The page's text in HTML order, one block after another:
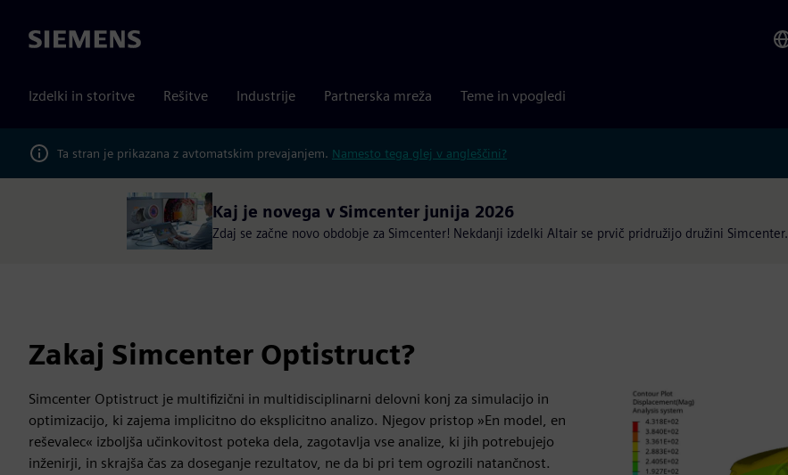
Siemens
Izdelki in storitve Rešitve Industrije Partnerska mreža Teme in vpogledi
Ta stran je prikazana z avtomatskim prevajanjem. Namesto tega glej v angleščini?
Kaj je novega v Simcenter junija 2026
Zdaj se začne novo obdobje za Simcenter! Nekdanji izdelki Altair se prvič pridružijo družini Simcenter.
Zakaj Simcenter Optistruct?
Simcenter Optistruct je multifizični in multidisciplinarni delovni konj za simulacijo in
optimizacijo, ki zajema implicitno do eksplicitno analizo. Njegov pristop »En model, en
reševalec« izboljša učinkovitost poteka dela, zagotavlja vse analize, ki jih potrebujejo
inženirji, in skrajša čas za doseganje rezultatov, ne da bi pri tem ogrozili natančnost.